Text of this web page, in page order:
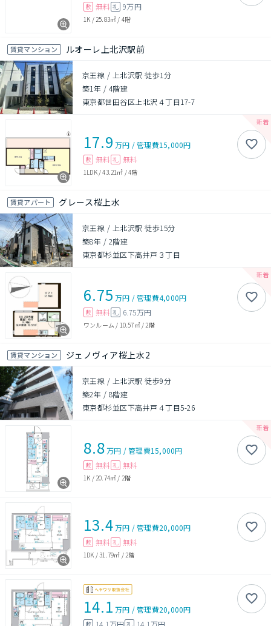
敷 無料 礼 9万円
1K / 25.83㎡ / 4階
賃貸マンション ルオーレ上北沢駅前
京王線 / 上北沢駅 徒歩1分
築1年 / 4階建
東京都世田谷区上北沢４丁目17-7
17.9 万円 /管理費15,000円
敷 無料 礼 無料
1LDK/43.21㎡ /4階
賃貸アパート グレース桜上水
京王線 / 上北沢駅 徒歩15分
築8年 / 2階建
東京都杉並区下高井戸３丁目
6.75 万円 /管理費4,000円
敷 無料 礼 6.75万円
ワンルーム / 10.57㎡/ 2階
賃貸マンション ジェノヴィア桜上水2
京王線 / 上北沢駅 徒歩9分
築2年 / 8階建
東京都杉並区下高井戸４丁目5-26
8.8万円 /管理費15,000円
敷 無料 礼 無料
1K / 20.74㎡ / 2階
13.4万円 /管理費20,000円
敷 無料 礼 無料
1DK /31.79㎡ / 2階
14.1 万円 /管理費20,000円
敷 14.1万円 礼 14.1万円